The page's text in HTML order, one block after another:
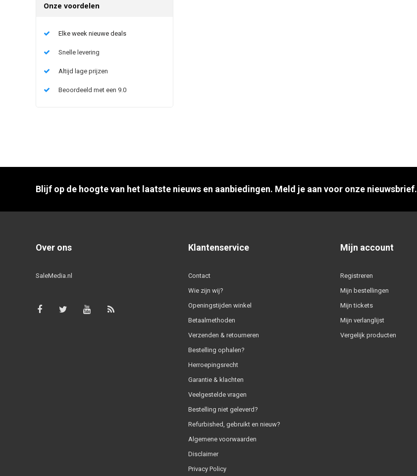
Onze voordelen
Elke week nieuwe deals
Snelle levering
Altijd lage prijzen
Beoordeeld met een 9.0
Blijf op de hoogte van het laatste nieuws en aanbiedingen. Meld je aan voor onze nieuwsbrief.
Over ons
SaleMedia.nl
Klantenservice
Contact
Wie zijn wij?
Openingstijden winkel
Betaalmethoden
Verzenden & retourneren
Bestelling ophalen?
Herroepingsrecht
Garantie & klachten
Veelgestelde vragen
Bestelling niet geleverd?
Refurbished, gebruikt en nieuw?
Algemene voorwaarden
Disclaimer
Privacy Policy
Mijn account
Registreren
Mijn bestellingen
Mijn tickets
Mijn verlanglijst
Vergelijk producten